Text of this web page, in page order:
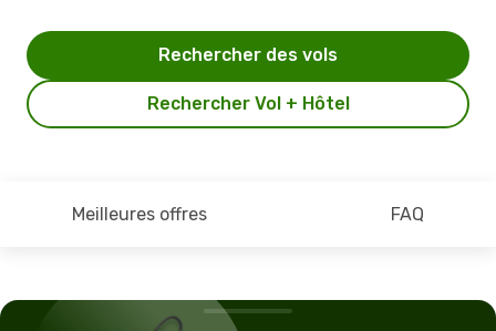
Rechercher Vol + Hôtel
Rechercher des vols
Meilleures offres FAQ